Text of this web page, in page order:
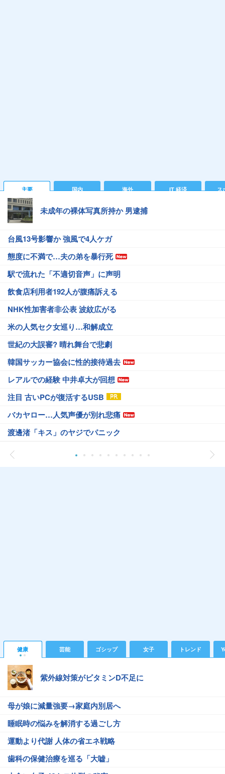
主要 国内 海外 IT 経済 ス
未成年の裸体写真所持か 男逮捕
台風13号影響か 強風で4人ケガ
態度に不満で…夫の弟を暴行死
駅で流れた「不適切音声」に声明
飲食店利用者192人が腹痛訴える
NHK性加害者非公表 波紋広がる
米の人気セク女巡り…和解成立
世紀の大誤審? 晴れ舞台で悲劇
韓国サッカー協会に性的接待過去
レアルでの経験 中井卓大が回想
注目 古いPCが復活するUSB
バカヤロー…人気声優が別れ悲痛
渡邊渚「キス」のヤジでパニック
健康 芸能 ゴシップ 女子 トレンド
紫外線対策がビタミンD不足に
母が娘に減量強要→家庭内別居へ
睡眠時の悩みを解消する過ごし方
運動より代謝 人体の省エネ戦略
歯科の保健治療を巡る「大嘘」